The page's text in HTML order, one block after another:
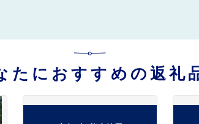
たにおすすめの返礼